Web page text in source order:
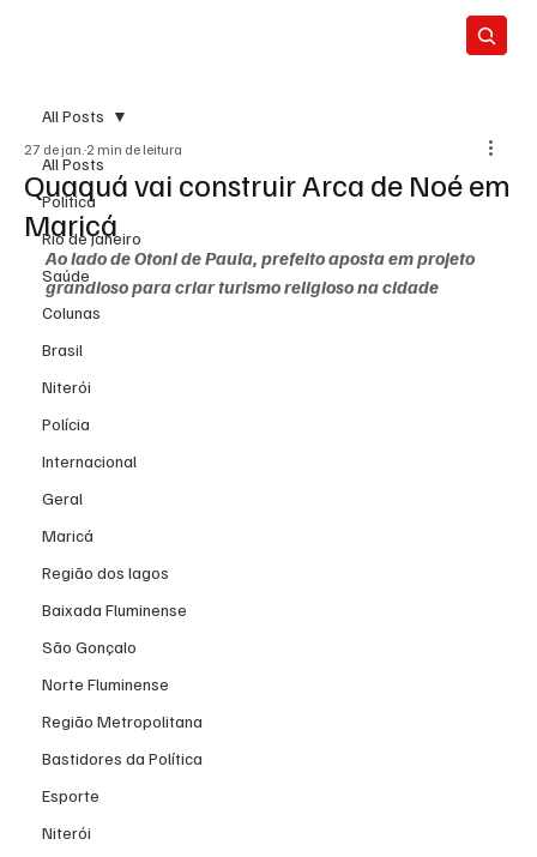
All Posts
Política
Rio de Janeiro
Saúde
Colunas
Brasil
Niterói
Polícia
Internacional
Geral
Maricá
Região dos lagos
Baixada Fluminense
São Gonçalo
Norte Fluminense
Região Metropolitana
Bastidores da Política
Esporte
Niterói
All Posts
Quaquá vai construir Arca de Noé em
Maricá
27 de jan. 2 min de leitura
Ao lado de Otoni de Paula, prefeito aposta em projeto
grandioso para criar turismo religioso na cidade